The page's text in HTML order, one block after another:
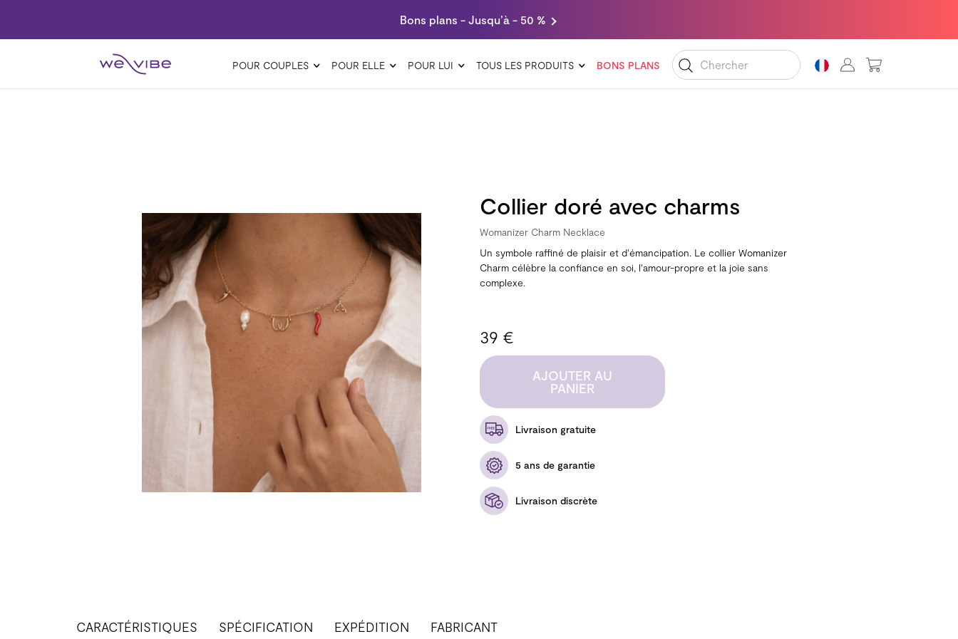
Bons plans - Jusqu’à - 50 %
POUR COUPLES POUR ELLE POUR LUI TOUS LES PRODUITS BONS PLANS MON PANIER
Collier doré avec charms
Womanizer Charm Necklace
Un symbole raffiné de plaisir et d'émancipation. Le collier Womanizer
Charm célèbre la confiance en soi, l'amour-propre et la joie sans
complexe.
AJOUTER AU
PANIER
39 €
Livraison gratuite
5 ans de garantie
Livraison discrète
CARACTÉRISTIQUES SPÉCIFICATION EXPÉDITION FABRICANT